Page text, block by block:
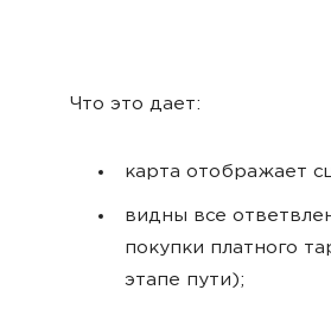
Что это дает:
карта отображает
видны все
покупки платного
этапе пути);